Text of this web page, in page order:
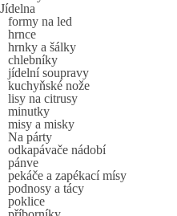
Jídelna
formy na led
hrnce
hrnky a šálky
chlebníky
jídelní soupravy
kuchyňské nože
lisy na citrusy
minutky
misy a misky
Na párty
odkapávače nádobí
pánve
pekáče a zapékací mísy
podnosy a tácy
poklice